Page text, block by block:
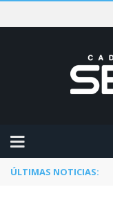
ÚLTIMAS NOTICIAS: